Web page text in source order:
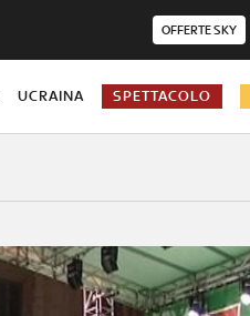
OFFERTE SKY
UCRAINA SPETTACOLO